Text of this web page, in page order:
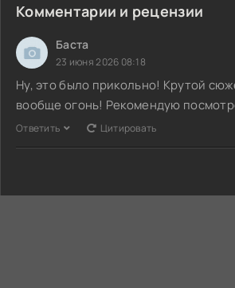
Комментарии и рецензии
Баста
23 июня 2026 08:18
Ну, это было прикольно! Крутой
вообще огонь! Рекомендую
Ответить Цитировать